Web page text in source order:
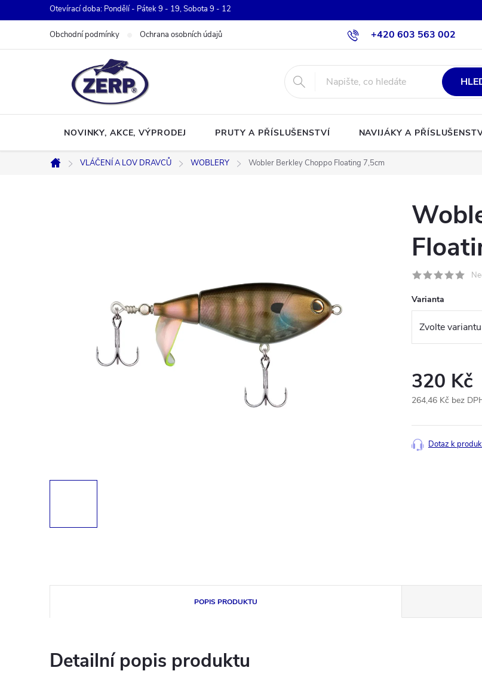
na
Otevírací doba: Pondělí - Pátek 9 - 19, Sobota 9 - 12
+420 603 563 002
Obchodní podmínky Ochrana osobních údajů
NOVINKY, AKCE, VÝPRODEJ PRUTY A PŘÍSLUŠENSTVÍ NAVIJÁKY A
Domů
VLÁČENÍ A LOV DRAVCŮ WOBLERY Wobler Berkley Choppo Floating 7,5cm
Varianta
320 Kč
264,46 Kč bez
cena:
Dotaz k
POPIS PRODUKTU
Detailní popis produktu